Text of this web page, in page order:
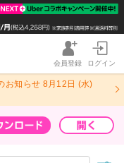
会員登録 ログイン
お知らせ 8月12日 (水)